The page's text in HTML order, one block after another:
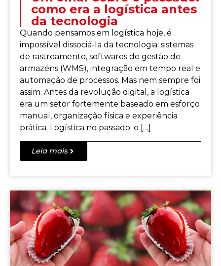
como era a logística antes
da tecnologia
Quando pensamos em logística hoje, é
impossível dissociá-la da tecnologia: sistemas
de rastreamento, softwares de gestão de
armazéns (WMS), integração em tempo real e
automação de processos. Mas nem sempre foi
assim. Antes da revolução digital, a logística
era um setor fortemente baseado em esforço
manual, organização física e experiência
prática. Logística no passado: o […]
Leia mais